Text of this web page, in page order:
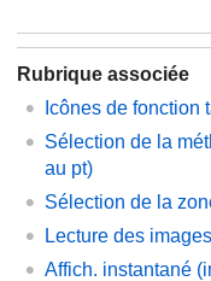
Rubrique associée
Icônes de fonction
Sélection de la
au pt)
Sélection de la
Lecture des
Affich. instantané